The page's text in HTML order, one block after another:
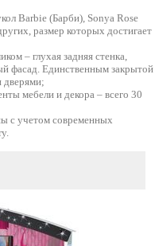
Barbie (Барби), Sonya Rose
размер которых достигает
– глухая задняя стенка,
фасад. Единственным закрытой
дверями;
мебели и декора – всего 30
с учетом современных